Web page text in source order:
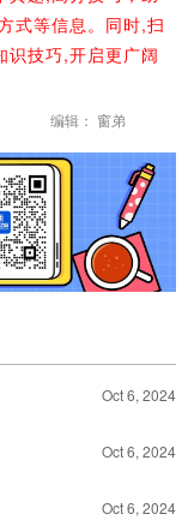
式等信息。同时,扫
识技巧,开启更广阔
编辑： 窗弟
Oct 6, 2024
Oct 6, 2024
Oct 6, 2024